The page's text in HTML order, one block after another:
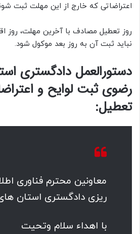
اعتراضاتی که خارج از این مهلت ثبت
روز تعطیل مصادف با آخرین مهلت،
نباید ثبت آن به روز بعد موکول شود.
دستورالعمل دادگستری
رضوی ثبت لوایح و
تعطیل:
معاونین محترم فناورى
ریزى دادگسترى استان
با اهداء سلام وتحیت